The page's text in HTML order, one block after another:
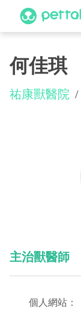
何佳琪
祐康獸醫院
主治獸醫師
個人網站：